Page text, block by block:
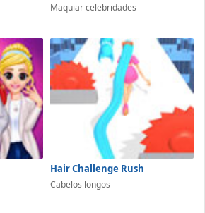
Maquiar celebridades
Hair Challenge Rush
Cabelos longos